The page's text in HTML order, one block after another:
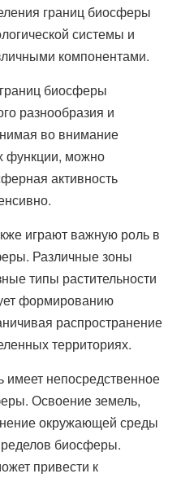
границ биосферы
системы и
компонентами.
биосферы
разнообразия и
во внимание
функции, можно
активность
играют важную роль в
Различные зоны
типы растительности
формированию
распространение
территориях.
имеет непосредственное
Освоение земель,
окружающей среды
биосферы.
привести к